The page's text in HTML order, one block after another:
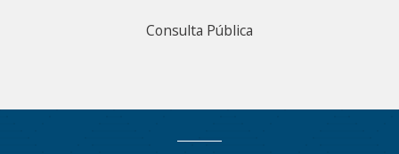
Consulta Pública